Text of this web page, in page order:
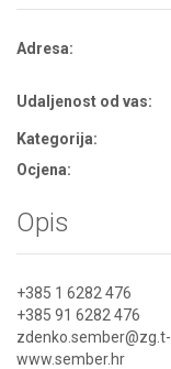
Adresa:
Udaljenost od vas:
Kategorija:
Ocjena:
Opis
+385 1 6282 476
+385 91 6282 476
www.sember.hr